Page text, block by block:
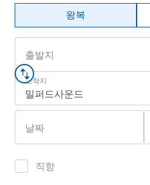
왕복
출발지
도착지
밀퍼드사운드
날짜
직항